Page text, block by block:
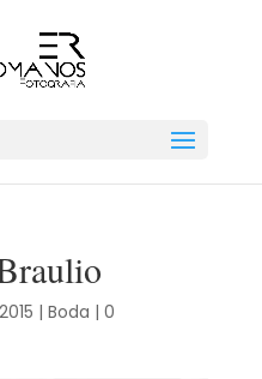
| Boda | 0